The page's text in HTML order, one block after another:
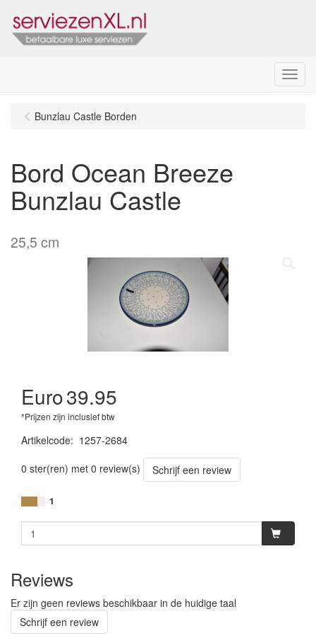
Menu
Bunzlau Castle Borden
Bord Ocean Breeze
Bunzlau Castle
25,5 cm
Euro39.95
*Prijzen zijn inclusief btw
Artikelcode: 1257-2684
0 ster(ren) met 0 review(s)
Schrijf een review
1
Reviews
Er zijn geen reviews beschikbaar in de huidige taal
Schrijf een review